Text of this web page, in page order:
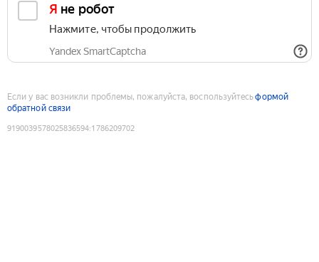
Я не робот
Нажмите, чтобы продолжить
Yandex SmartCaptcha
Если у вас возникли проблемы, пожалуйста, воспользуйтесьформой
обратной связи
9190039578025836594:1786209702